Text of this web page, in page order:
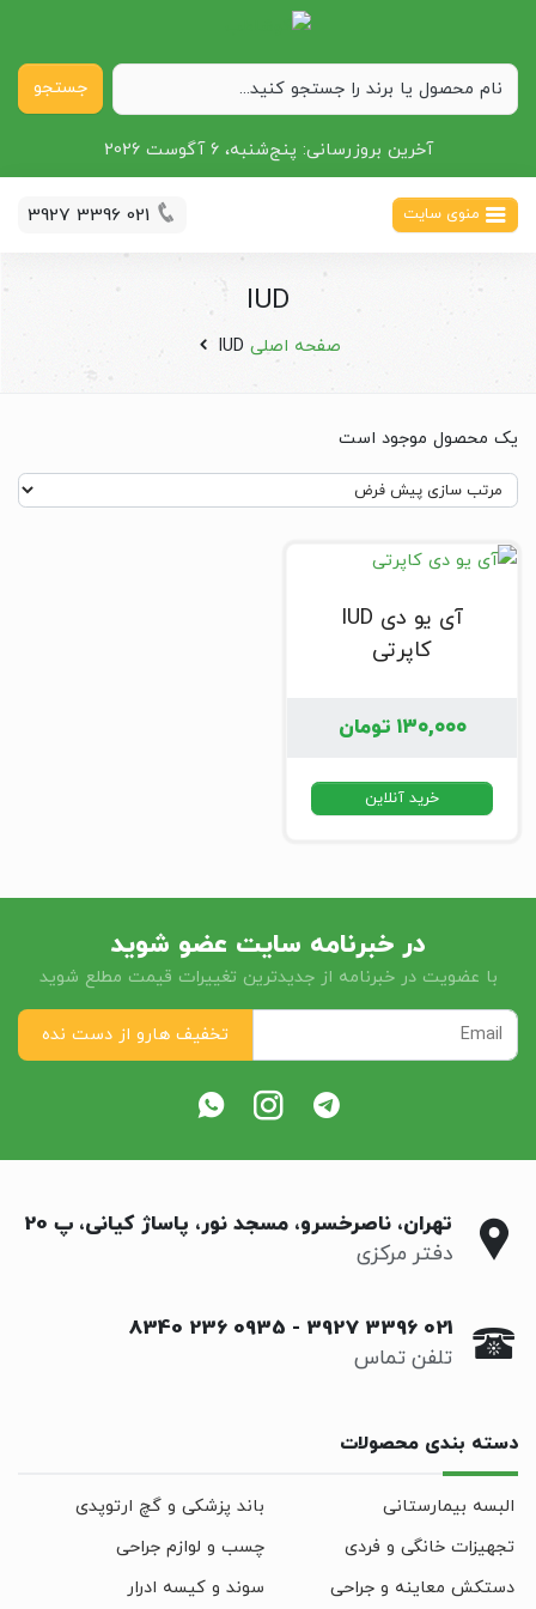
جستجو
آخرین بروزرسانی: پنج‌شنبه، 6 آگوست 2026
منوی سایت 021 3396 3927
IUD
صفحه اصلی IUD
یک محصول موجود است
آی یو دی IUD
کاپرتی
۱۳۰,۰۰۰ تومان
خرید آنلاین
در خبرنامه سایت عضو شوید
با عضویت در خبرنامه از جدیدترین تغییرات قیمت مطلع شوید
تهران، ناصرخسرو، مسجد نور، پاساژ کیانی، پ 20
دفتر مرکزی
021 3396 3927
-
0935 236 8340
تلفن تماس
دسته بندی محصولات
البسه بیمارستانی
باند پزشکی و گچ ارتوپدی
تجهیزات خانگی و فردی
چسب و لوازم جراحی
دستکش معاینه و جراحی
سوند و کیسه ادرار